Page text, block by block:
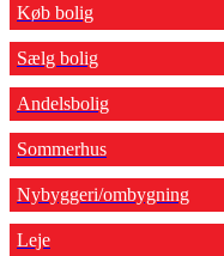
Køb bolig
Sælg bolig
Andelsbolig
Sommerhus
Nybyggeri/ombygning
Leje